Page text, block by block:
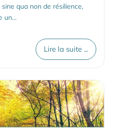
qua non de résilience,
un…
Lire la suite ...